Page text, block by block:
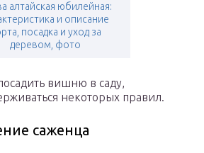
алтайская юбилейная:
и описание
посадка и уход за
деревом, фото
вишню в саду,
некоторых правил.
саженца